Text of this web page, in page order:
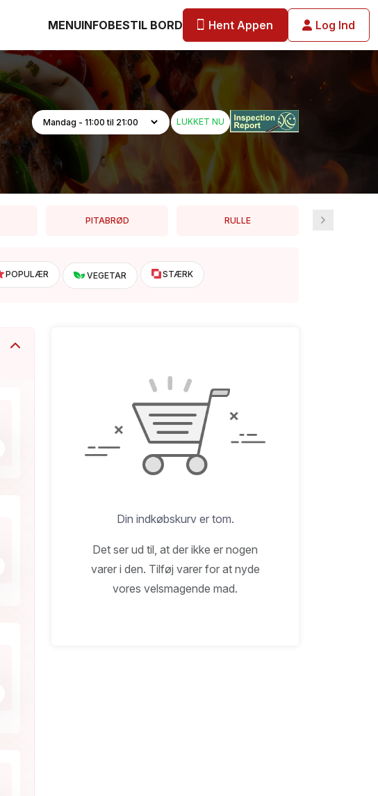
MENUINFOBESTIL BORD Hent Appen Log Ind
LUKKET NU
PITABRØD RULLE
POPULÆR VEGETAR STÆRK
Din indkøbskurv er tom.
Det ser ud til, at der ikke er nogen
varer i den. Tilføj varer for at nyde
vores velsmagende mad.